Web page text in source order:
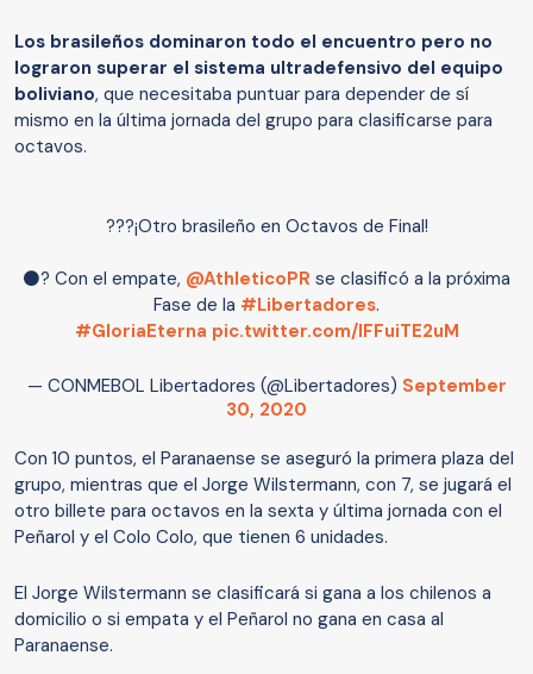
Los brasileños dominaron todo el encuentro pero no
lograron superar el sistema ultradefensivo del equipo
boliviano, que necesitaba puntuar para depender de sí
mismo en la última jornada del grupo para clasificarse para
octavos.
???¡Otro brasileño en Octavos de Final!⁣
⚫? Con el empate, @AthleticoPR se clasificó a la próxima
Fase de la #Libertadores.⁣
#GloriaEterna pic.twitter.com/lFFuiTE2uM
— CONMEBOL Libertadores (@Libertadores) September
30, 2020
Con 10 puntos, el Paranaense se aseguró la primera plaza del
grupo, mientras que el Jorge Wilstermann, con 7, se jugará el
otro billete para octavos en la sexta y última jornada con el
Peñarol y el Colo Colo, que tienen 6 unidades.
El Jorge Wilstermann se clasificará si gana a los chilenos a
domicilio o si empata y el Peñarol no gana en casa al
Paranaense.